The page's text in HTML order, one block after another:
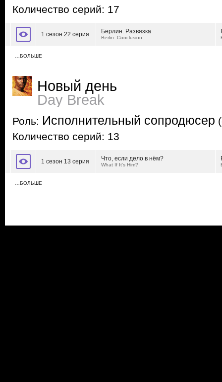
Количество серий: 17
1 сезон 22 серия Берлин. Развязка
Berlin: Conclusion
…БОЛЬШЕ
Новый день
Day Break
Роль: Исполнительный сопродюсер
Количество серий: 13
1 сезон 13 серия Что, если дело в нём?
What If It's Him?
…БОЛЬШЕ